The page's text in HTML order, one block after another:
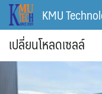
Skip
content
KMU
เปลี่ยนโหลดเซลล์